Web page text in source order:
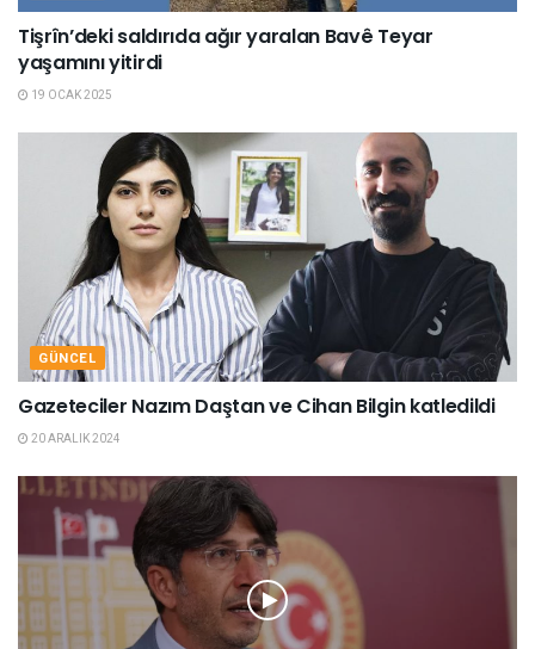
Tişrîn’deki saldırıda ağır yaralan Bavê Teyar
yaşamını yitirdi
19 OCAK 2025
GÜNCEL
Gazeteciler Nazım Daştan ve Cihan Bilgin katledildi
20 ARALIK 2024